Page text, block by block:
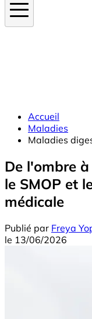
Accueil
Maladies
Maladies
De l'ombre
le SMOP et
médicale
Publié par Freya
le 13/06/2026